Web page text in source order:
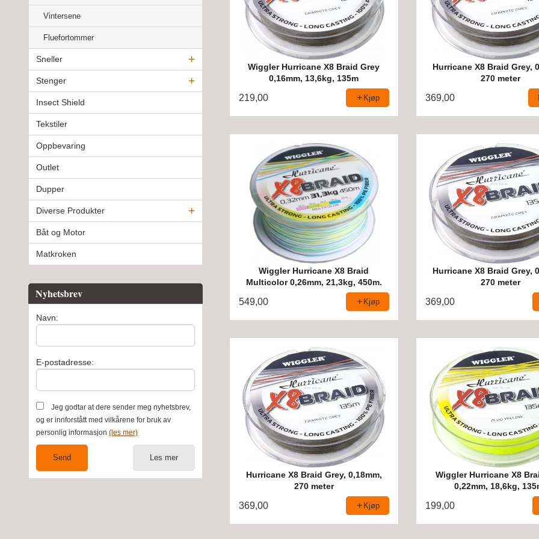
Vintersene
Fluefortommer
Sneller
Stenger
Insect Shield
Tekstiler
Oppbevaring
Outlet
Dupper
Diverse Produkter
Båt og Motor
Matkroken
Nyhetsbrev
Navn:
E-postadresse:
Jeg godtar at dere sender meg nyhetsbrev,
og er innforstått med vilkårene for bruk av
personlig informasjon (les mer)
Les mer
Wiggler Hurricane X8 Braid Grey
0,16mm, 13,6kg, 135m
219,00 Kjøp
Hurricane X8 Braid Grey,
270 meter
369,00
Wiggler Hurricane X8 Braid
Multicolor 0,26mm, 21,3kg, 450m.
549,00 Kjøp
Hurricane X8 Braid Grey,
270 meter
369,00
Hurricane X8 Braid Grey, 0,18mm,
270 meter
369,00 Kjøp
Wiggler Hurricane X8
0,22mm, 18,6kg,
199,00